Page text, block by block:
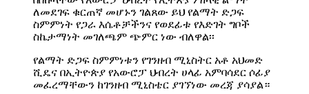
ለመደገፍ ቁርጠኛ መሆኑን ገልጸው ይህ የልማት ድጋፍ
ስምምነት የጋራ እሴቶቻችንና የወደፊቱ የእድገት ግቦች
ስኬታማነት መገለጫም ጭምር ነው ብለዋል፡፡
የልማት ድጋፍ ስምምነቱን የገንዘብ ሚኒስትር አቶ አህመድ
ሺዴና በኢትዮጵያ የአውሮፓ ህብረት ሀላፊ አምባሳደር ሶፊያ
መፈረማቸውን ከገንዘብ ሚኒስቴር ያገኘነው መረጃ ያሳያል።